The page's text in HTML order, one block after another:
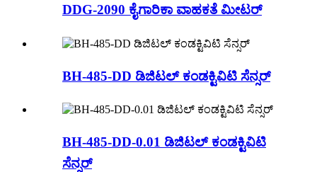
DDG-2090 ಕೈಗಾರಿಕಾ ವಾಹಕತೆ ಮೀಟರ್
BH-485-DD ಡಿಜಿಟಲ್ ಕಂಡಕ್ಟಿವಿಟಿ ಸೆನ್ಸರ್
BH-485-DD-0.01 ಡಿಜಿಟಲ್ ಕಂಡಕ್ಟಿವಿಟಿ
ಸೆನ್ಸರ್